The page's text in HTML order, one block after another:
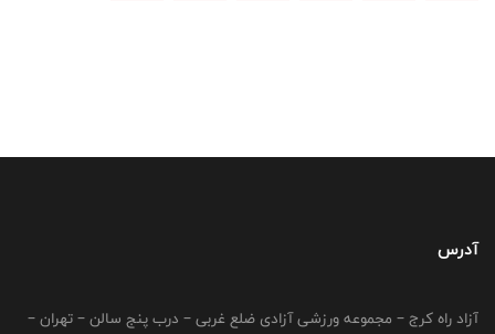
آدرس
آزاد راه کرج – مجموعه ورزشی آزادی ضلع غربی – درب پنج سالن – تهران –